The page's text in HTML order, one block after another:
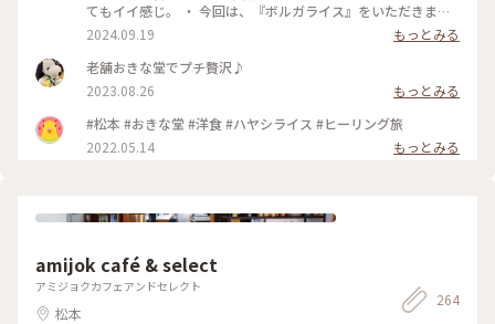
てもイイ感じ。 ・ 今回は、『ボルガライス』をいただきまし
た。 真ん中にオムライス左右にチキンカツとハヤシが乗って
います。 チキンカツには味がしっかりついていて、オムライス
との相性👍ハヤシも濃いめの味でオムライスとの相性👍とって
も美味しかったです☆ ・ このお店、友達が連れてきてくれた
んですが、私も誰かに紹介したいと思うお店でした。 ・ ・ #
松本市 #松本市ランチ #松本市ディナー #おきな堂 #ボルガラ
イス #松本城周辺 #松本駅周辺
2024.09.19
もっとみる
老舗おきな堂でプチ贅沢♪
2023.08.26
もっとみる
#松本 #おきな堂 #洋食 #ハヤシライス #ヒーリング旅
2022.05.14
もっとみる
amijok café & select
アミジョクカフェアンドセレクト
松本
264